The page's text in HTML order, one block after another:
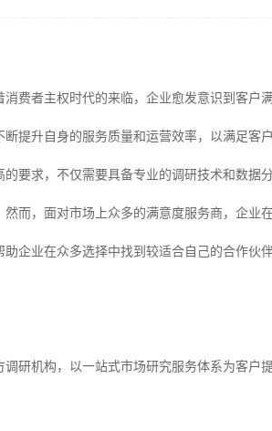
费者主权时代的来临，企业愈发意识到客户
提升自身的服务质量和运营效率，以满足客
要求，不仅需要具备专业的调研技术和数据
而，面对市场上众多的满意度服务商，企业
企业在众多选择中找到较适合自己的合作伙伴
研机构，以一站式市场研究服务体系为客户